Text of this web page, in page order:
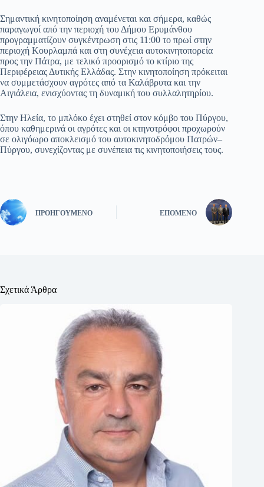
Σημαντική κινητοποίηση αναμένεται και σήμερα, καθώς
παραγωγοί από την περιοχή του Δήμου Ερυμάνθου
προγραμματίζουν συγκέντρωση στις 11:00 το πρωί στην
περιοχή Κουρλαμπά και στη συνέχεια αυτοκινητοπορεία
προς την Πάτρα, με τελικό προορισμό το κτίριο της
Περιφέρειας Δυτικής Ελλάδας. Στην κινητοποίηση πρόκειται
να συμμετάσχουν αγρότες από τα Καλάβρυτα και την
Αιγιάλεια, ενισχύοντας τη δυναμική του συλλαλητηρίου.
Στην Ηλεία, το μπλόκο έχει στηθεί στον κόμβο του Πύργου,
όπου καθημερινά οι αγρότες και οι κτηνοτρόφοι προχωρούν
σε ολιγόωρο αποκλεισμό του αυτοκινητοδρόμου Πατρών–
Πύργου, συνεχίζοντας με συνέπεια τις κινητοποιήσεις τους.
ΠΡΟΗΓΟΎΜΕΝΟ ΕΠΌΜΕΝΟ
Σχετικά Άρθρα